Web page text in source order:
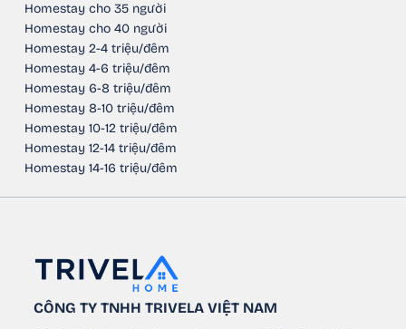
Homestay cho 35 người
Homestay cho 40 người
Homestay 2-4 triệu/đêm
Homestay 4-6 triệu/đêm
Homestay 6-8 triệu/đêm
Homestay 8-10 triệu/đêm
Homestay 10-12 triệu/đêm
Homestay 12-14 triệu/đêm
Homestay 14-16 triệu/đêm
CÔNG TY TNHH TRIVELA VIỆT NAM